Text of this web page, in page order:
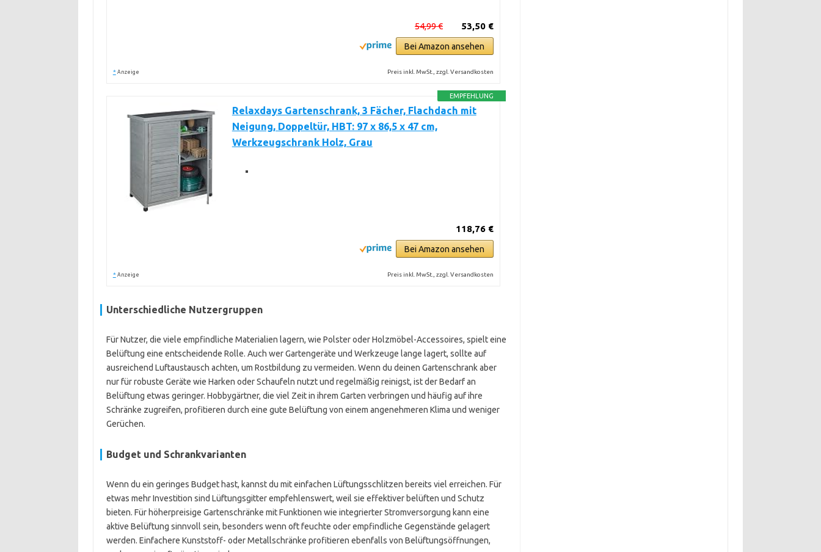
53,50 €
54,99 €
Bei Amazon ansehen
* Anzeige Preis inkl. MwSt., zzgl. Versandkosten
EMPFEHLUNG
Relaxdays Gartenschrank, 3 Fächer, Flachdach mit
Neigung, Doppeltür, HBT: 97 x 86,5 x 47 cm,
Werkzeugschrank Holz, Grau
118,76 €
Bei Amazon ansehen
* Anzeige Preis inkl. MwSt., zzgl. Versandkosten
Unterschiedliche Nutzergruppen
Für Nutzer, die viele empfindliche Materialien lagern, wie Polster oder Holzmöbel-Accessoires, spielt eine
Belüftung eine entscheidende Rolle. Auch wer Gartengeräte und Werkzeuge lange lagert, sollte auf
ausreichend Luftaustausch achten, um Rostbildung zu vermeiden. Wenn du deinen Gartenschrank aber
nur für robuste Geräte wie Harken oder Schaufeln nutzt und regelmäßig reinigst, ist der Bedarf an
Belüftung etwas geringer. Hobbygärtner, die viel Zeit in ihrem Garten verbringen und häufig auf ihre
Schränke zugreifen, profitieren durch eine gute Belüftung von einem angenehmeren Klima und weniger
Gerüchen.
Budget und Schrankvarianten
Wenn du ein geringes Budget hast, kannst du mit einfachen Lüftungsschlitzen bereits viel erreichen. Für
etwas mehr Investition sind Lüftungsgitter empfehlenswert, weil sie effektiver belüften und Schutz
bieten. Für höherpreisige Gartenschränke mit Funktionen wie integrierter Stromversorgung kann eine
aktive Belüftung sinnvoll sein, besonders wenn oft feuchte oder empfindliche Gegenstände gelagert
werden. Einfachere Kunststoff- oder Metallschränke profitieren ebenfalls von Belüftungsöffnungen,